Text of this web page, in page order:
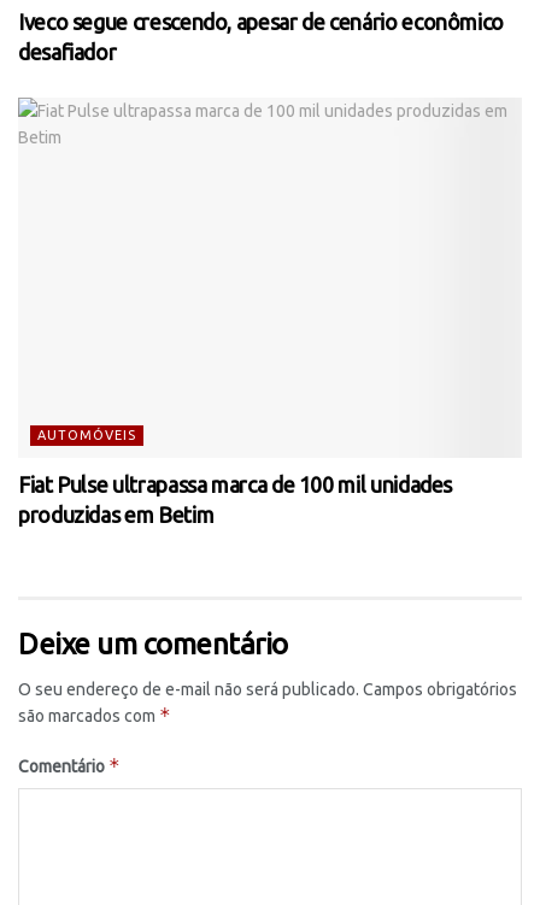
Iveco segue crescendo, apesar de cenário econômico
desafiador
AUTOMÓVEIS
Fiat Pulse ultrapassa marca de 100 mil unidades
produzidas em Betim
Deixe um comentário
O seu endereço de e-mail não será publicado. Campos obrigatórios
são marcados com *
Comentário *